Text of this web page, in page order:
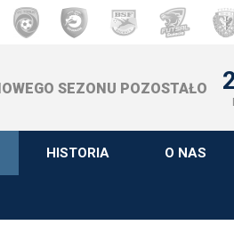
SEZONU POZOSTAŁO
HISTORIA O NAS